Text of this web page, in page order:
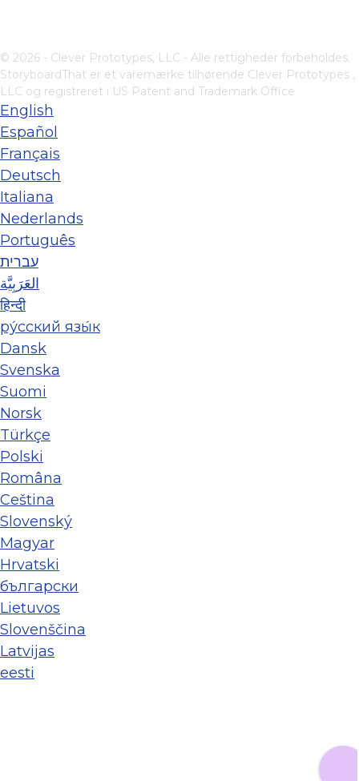
© 2026 - Clever Prototypes, LLC - Alle rettigheder forbeholdes.
StoryboardThat er et varemærke tilhørende Clever Prototypes ,
LLC og registreret i US Patent and Trademark Office
English
Español
Français
Deutsch
Italiana
Nederlands
Português
עברית
العَرَبِيَّة
हिन्दी
ру́сский язы́к
Dansk
Svenska
Suomi
Norsk
Türkçe
Polski
Româna
Ceština
Slovenský
Magyar
Hrvatski
български
Lietuvos
Slovenščina
Latvijas
eesti